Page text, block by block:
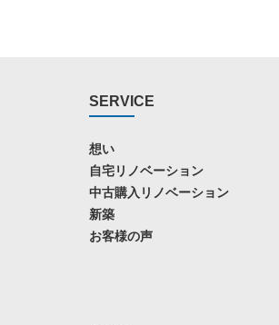
SERVICE
想い
自宅リノベーション
中古購入リノベーション
新築
お客様の声